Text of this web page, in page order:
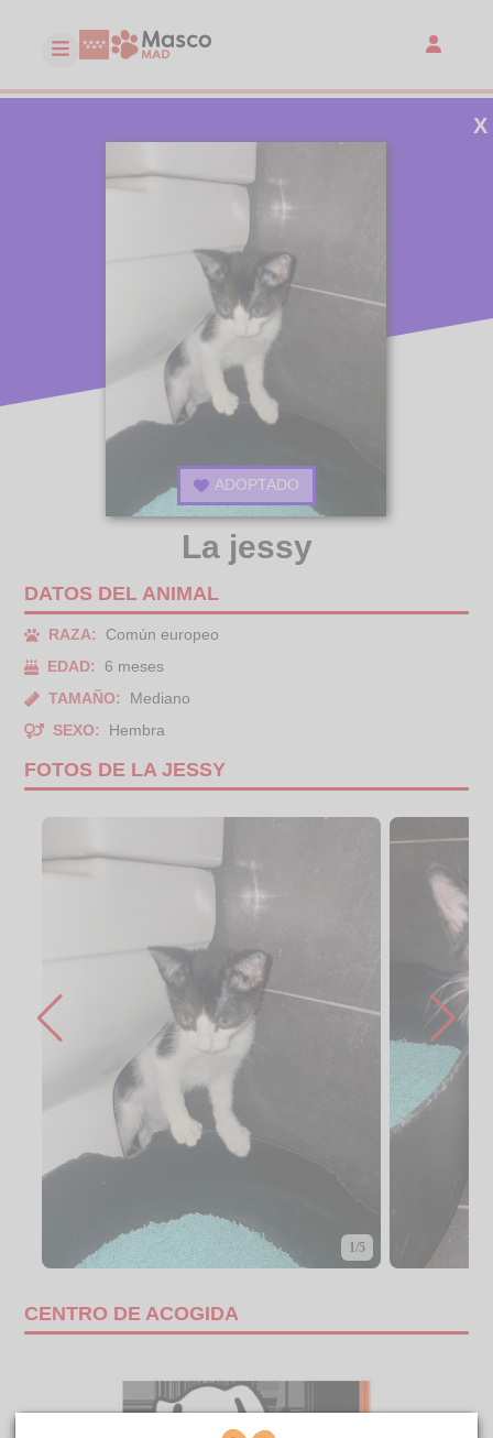
ADOPTADO
X
La jessy
DATOS DEL ANIMAL
RAZA:
Común europeo
EDAD:
6 meses
TAMAÑO:
Mediano
SEXO:
Hembra
FOTOS DE LA JESSY
1/5
CENTRO DE ACOGIDA